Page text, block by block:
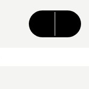
CONTENU